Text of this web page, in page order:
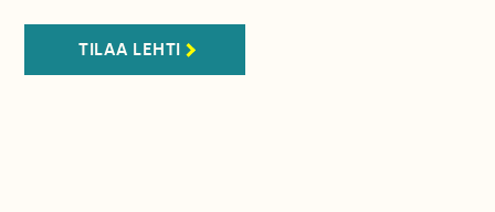
TILAA LEHTI